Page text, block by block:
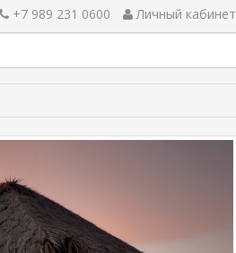
+7 989 231 0600 Личный кабинет